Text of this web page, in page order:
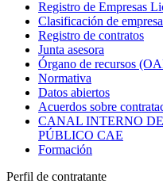
Registro de Empresas
Clasificación de
Registro de contratos
Junta asesora
Órgano de recursos
Normativa
Datos abiertos
Acuerdos sobre
CANAL INTERNO
PÚBLICO CAE
Formación
Perfil de contratante